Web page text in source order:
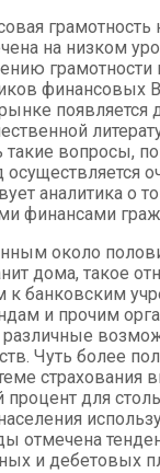
грамотность
на низком
грамотности
финансовых
появляется
такие вопросы,
аналитика о
финансами
около
дома, такое
банковским
и прочим
Чуть более
страхования
для
отмечена
и дебетовых